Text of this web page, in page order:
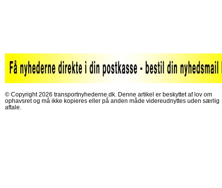
© Copyright 2026 transportnyhederne.dk. Denne artikel er beskyttet af lov om
ophavsret og må ikke kopieres eller på anden måde videreudnyttes uden særlig
aftale.